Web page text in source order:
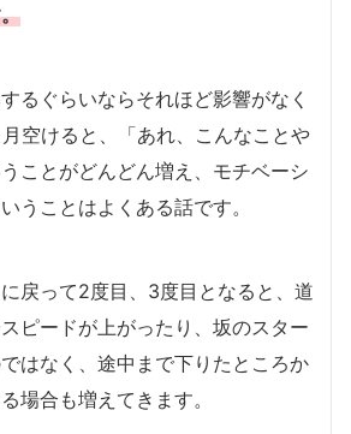
るぐらいならそれほど影響がなく
空けると、「あれ、こんなことや
ことがどんどん増え、モチベーシ
うことはよくある話です。
戻って2度目、3度目となると、道
ピードが上がったり、坂のスター
はなく、途中まで下りたところか
場合も増えてきます。